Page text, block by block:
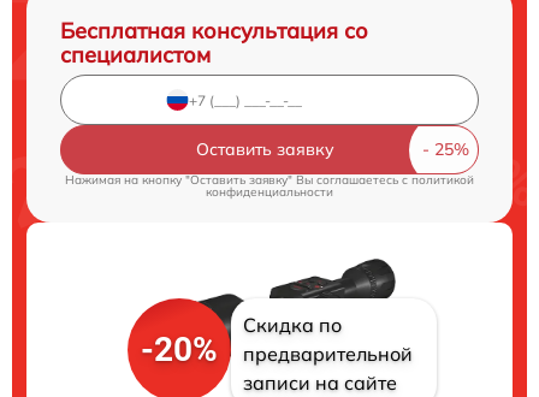
Бесплатная консультация со
специалистом
Оставить заявку
Нажимая на кнопку "Оставить заявку" Вы соглашаетесь cполитикой
конфиденциальности
-20%
Скидка по
предварительной
записи на сайте